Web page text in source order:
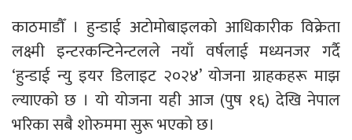
काठमाडाैँ । हुन्डाई अटाेमाेबाइलकाे आधिकारीक विक्रेता
लक्ष्मी इन्टरकन्टिनेन्टलले नयाँ वर्षलाई मध्यनजर गर्दै
‘हुन्डाई न्यु इयर डिलाइट २०२४’ योजना ग्राहकहरू माझ
ल्याएको छ । यो योजना यही आज (पुष १६) देखि नेपाल
भरिका सबै शोरुममा सुरू भएको छ।